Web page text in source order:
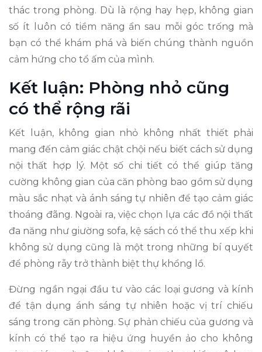
thác trong phòng. Dù là rộng hay hẹp, không gian
số ít luôn có tiềm năng ẩn sau mỗi góc trống mà
bạn có thể khám phá và biến chúng thành nguồn
cảm hứng cho tổ ấm của mình.
Kết luận: Phòng nhỏ cũng
có thể rộng rãi
Kết luận, không gian nhỏ không nhất thiết phải
mang đến cảm giác chật chội nếu biết cách sử dụng
nội thất hợp lý. Một số chi tiết có thể giúp tăng
cường không gian của căn phòng bao gồm sử dụng
màu sắc nhạt và ánh sáng tự nhiên để tạo cảm giác
thoáng đãng. Ngoài ra, việc chọn lựa các đồ nội thất
đa năng như giường sofa, kệ sách có thể thu xếp khi
không sử dụng cũng là một trong những bí quyết
để phòng rẫy trở thành biệt thự khổng lồ.
Đừng ngần ngại đầu tư vào các loại gương và kính
để tận dụng ánh sáng tự nhiên hoặc vị trí chiếu
sáng trong căn phòng. Sự phản chiếu của gương và
kính có thể tạo ra hiệu ứng huyền ảo cho không